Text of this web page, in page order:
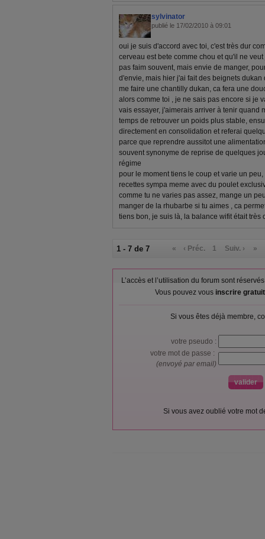
sylvinator
publié le 17/02/2010 à 09:01
oui je suis d'accord avec toi, c'est très dur
cerveau est bete comme chou et qu'il ne
pas faim souvent, mais envie de manger,
d'envie, mais hier j'ai fait des beignets
me faire une chantilly dukan, ca fera une
alors comme toi , je ne sais pas encore si je
vais essayer, j'aimerais arriver à tenir quand
temps de retrouver un poids plus stable,
directement en consolidation et referai
parce que reprendre aussitot une
souvent synonyme de reprise de quelques
régime
pour le moment tiens le coup et varie un
recettes sympa meme avec du poulet
comme tu ne varies pas assez, mange un
manger de la rhubarbe si tu aimes , ca
tiens bon, je suis là, la balance wifit était très
1 - 7 de 7 « ‹ Préc. 1 Suiv. › »
L’accès et l’utilisation du forum sont
Vous pouvez vous inscrire
Si vous êtes déjà membre,
votre pseudo :
votre mot de passe :
(envoyé par email)
Si vous avez oublié votre mot